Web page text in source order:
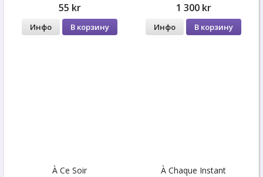
55 kr
Инфо В корзину
1 300 kr
Инфо В корзину
À Ce Soir À Сhaque Instant